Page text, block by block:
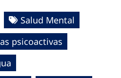
Salud Mental
psicoactivas